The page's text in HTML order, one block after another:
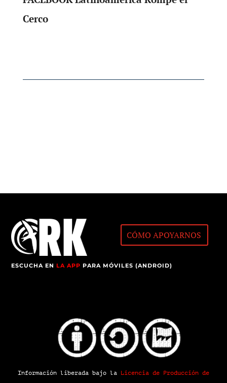
Cerco
CÓMO APOYARNOS
ESCUCHA ENLA APP PARA MÓVILES (ANDROID)
Información liberada bajo la Licencia de Producción de